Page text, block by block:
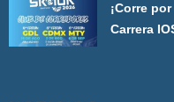
¡Corre
Carrera